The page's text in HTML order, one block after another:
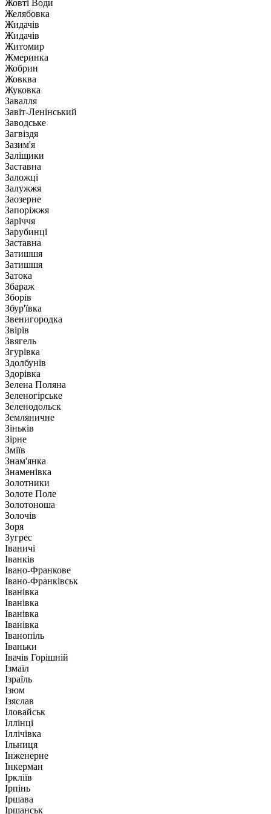
Жовті Води
Желябовка
Жидачів
Жидачів
Житомир
Жмеринка
Жобрин
Жовква
Жуковка
Завалля
Завіт-Ленінський
Заводське
Загвіздя
Зазим'я
Заліщики
Заставна
Заложці
Залужжя
Заозерне
Запоріжжя
Заріччя
Зарубинці
Заставна
Затишшя
Затишшя
Затока
Збараж
Зборів
Збур'ївка
Звенигородка
Звірів
Звягель
Згурівка
Здолбунів
Здорівка
Зелена Поляна
Зеленогірське
Зеленодольск
Земляничне
Зіньків
Зірне
Зміїв
Знам'янка
Знаменівка
Золотники
Золоте Поле
Золотоноша
Золочів
Зоря
Зугрес
Іваничі
Іванків
Івано-Франкове
Івано-Франківськ
Іванівка
Іванівка
Іванівка
Іванівка
Іванопіль
Іваньки
Івачів Горішній
Ізмаїл
Ізраїль
Ізюм
Ізяслав
Іловайськ
Іллінці
Іллічівка
Ільниця
Інженерне
Інкерман
Іркліїв
Ірпінь
Іршава
Іршанськ